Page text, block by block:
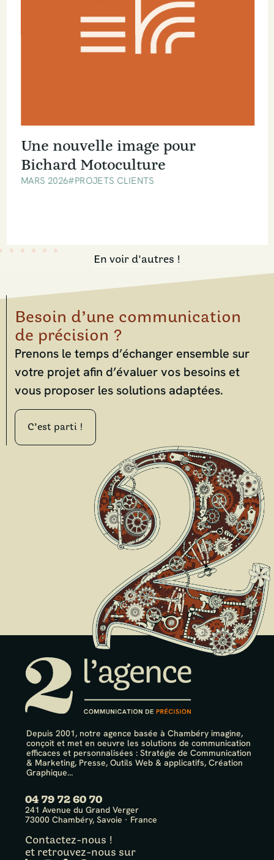
Une nouvelle image pour
Bichard Motoculture
MARS 2026#PROJETS CLIENTS
En voir d'autres !
Besoin d’une communication
de précision ?
Prenons le temps d’échanger ensemble sur
votre projet afin d’évaluer vos besoins et
vous proposer les solutions adaptées.
C’est parti !
Depuis 2001, notre agence basée à Chambéry imagine,
conçoit et met en oeuvre les solutions de communication
efficaces et personnalisées : Stratégie de Communication
& Marketing, Presse, Outils Web & applicatifs, Création
Graphique…
04 79 72 60 70
241 Avenue du Grand Verger
73000 Chambéry, Savoie · France
Contactez-nous !
et retrouvez-nous sur